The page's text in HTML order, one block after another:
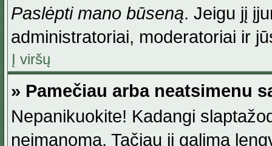
Paslėpti mano būseną. Jeigu jį
administratoriai, moderatoriai ir
Į viršų
» Pamečiau arba neatsimenu
Nepanikuokite! Kadangi
neįmanoma. Tačiau jį galima